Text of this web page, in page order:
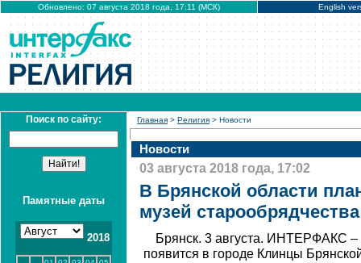
Обновлено: 07 августа 2018 года, 17:11 (МСК) English
Поиск по сайту:
Памятные даты
2018
Главная > Религия > Новости
Новости
03 августа 2018 года, 17:02
В Брянской области
музей старообрядчества
Брянск. 3 августа. ИНТЕРФАКС –
появится в городе Клинцы